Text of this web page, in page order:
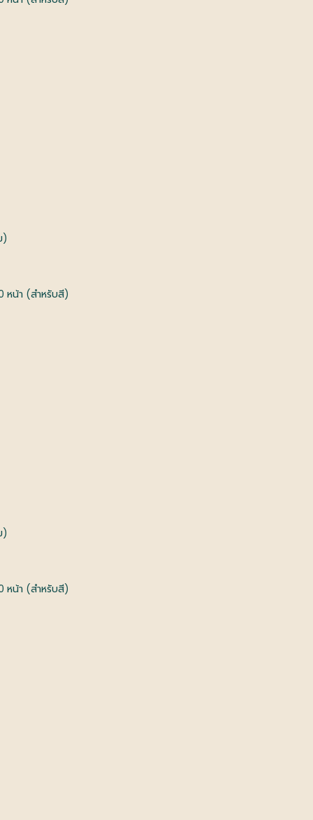
)
หน้า (สำหรับสี)
)
หน้า (สำหรับสี)